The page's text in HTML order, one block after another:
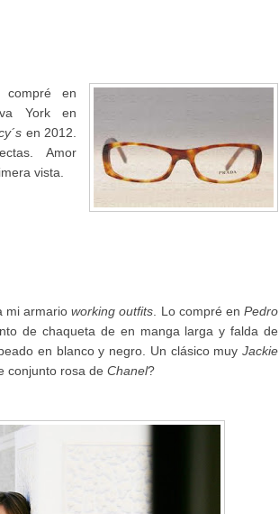
compré en
York en
en 2012.
Amor
vista.
mi armarioworking outfits . Lo compré enPedro
de chaqueta de en manga larga y falda de
en blanco y negro. Un clásico muyJackie
conjunto rosa de Chanel?